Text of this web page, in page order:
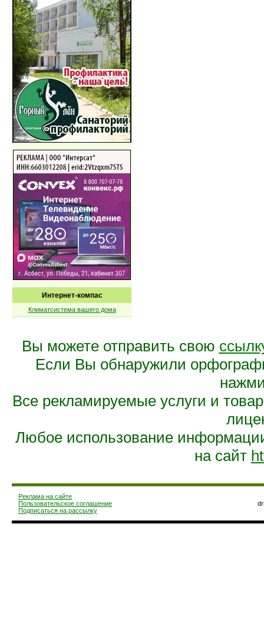
Интернет-компас
Климатсистема вашего дома
Вы можете отправить свою
Если Вы обнаружили
Все рекламируемые услуги и
Любое использование
на сайт
Реклама на сайте
Пользовательское соглашение
Подписаться на рассылку